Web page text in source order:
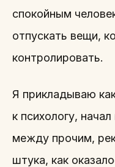
спокойным
отпускать вещи,
контролировать.
Я прикладываю
к психологу,
между прочим,
штука, как